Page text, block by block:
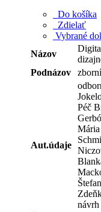
Do košíka
Zdielať
Vybrané
Názov
Podnázov
Aut.údaje
Péč